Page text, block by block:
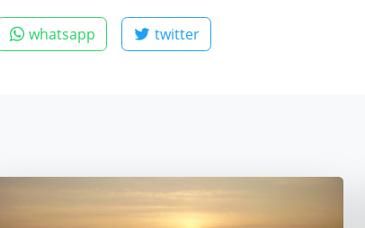
whatsapp twitter